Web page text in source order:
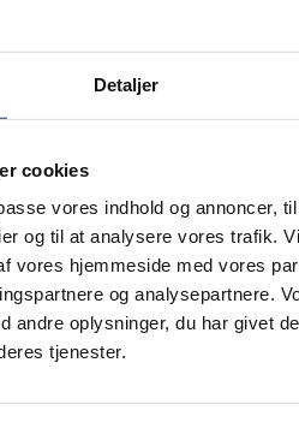
Detaljer
cookies
vores indhold og annoncer,
og til at analysere vores trafik.
vores hjemmeside med vores
og analysepartnere.
andre oplysninger, du har givet
tjenester.
løbegård